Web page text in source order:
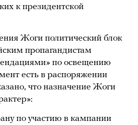
к президентской
Жоги политический блок
пропагандистам
по освещению
есть в распоряжении
что назначение Жоги
по участию в кампании